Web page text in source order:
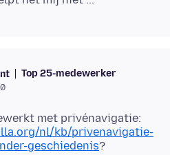
Top 25-medewerker
met privénavigatie:
nl/kb/privenavigatie-
geschiedenis